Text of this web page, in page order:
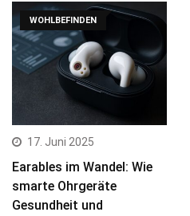
WOHLBEFINDEN
17. Juni 2025
Earables im Wandel: Wie
smarte Ohrgeräte
Gesundheit und